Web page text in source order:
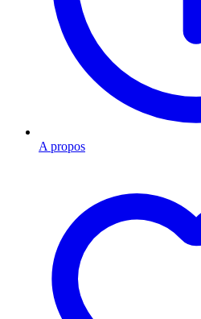
A propos